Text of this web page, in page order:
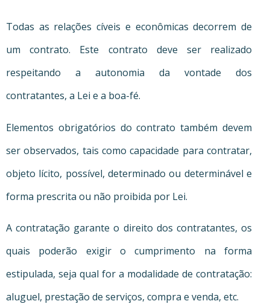
Todas as relações cíveis e econômicas decorrem de
um contrato. Este contrato deve ser realizado
respeitando a autonomia da vontade dos
contratantes, a Lei e a boa-fé.
Elementos obrigatórios do contrato também devem
ser observados, tais como capacidade para contratar,
objeto lícito, possível, determinado ou determinável e
forma prescrita ou não proibida por Lei.
A contratação garante o direito dos contratantes, os
quais poderão exigir o cumprimento na forma
estipulada, seja qual for a modalidade de contratação:
aluguel, prestação de serviços, compra e venda, etc.